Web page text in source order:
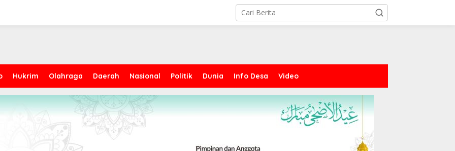
Hukrim Olahraga Daerah Nasional Politik Dunia Info Desa Video